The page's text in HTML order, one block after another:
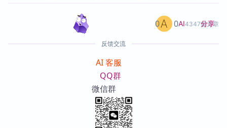
AI4347篇文章
0 0 分享
反馈交流
AI 客服
QQ群
微信群